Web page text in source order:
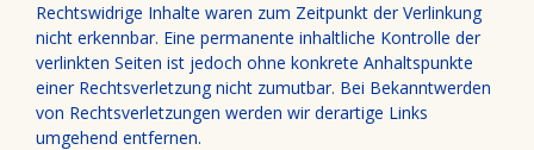
Rechtswidrige Inhalte waren zum Zeitpunkt der Verlinkung
nicht erkennbar. Eine permanente inhaltliche Kontrolle der
verlinkten Seiten ist jedoch ohne konkrete Anhaltspunkte
einer Rechtsverletzung nicht zumutbar. Bei Bekanntwerden
von Rechtsverletzungen werden wir derartige Links
umgehend entfernen.